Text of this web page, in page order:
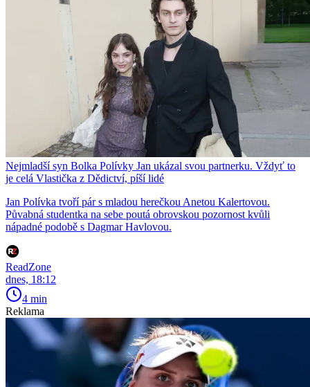
Nejmladší syn Bolka Polívky Jan ukázal svou partnerku. Vždyť to
je celá Vlastička z Dědictví, píší lidé
Jan Polívka tvoří pár s mladou herečkou Anetou Kalertovou.
Půvabná studentka na sebe poutá obrovskou pozornost kvůli
nápadné podobě s Dagmar Havlovou.
ReadZone
dnes, 18:12
4 min
Reklama